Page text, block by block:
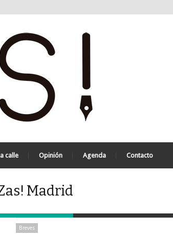
calle Opinión Agenda Contacto
Madrid
Breves